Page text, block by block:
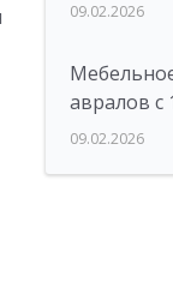
09.02.2026
авралов с
09.02.2026